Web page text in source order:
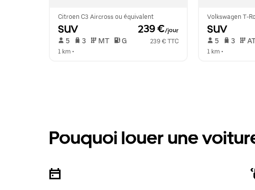
Citroen C3 Aircross ou équivalent
SUV 239 €/jour
5 3 MT G
239 € TTC
1 km •
Volkswagen T-
SUV
5 3
1 km •
Pouquoi louer une